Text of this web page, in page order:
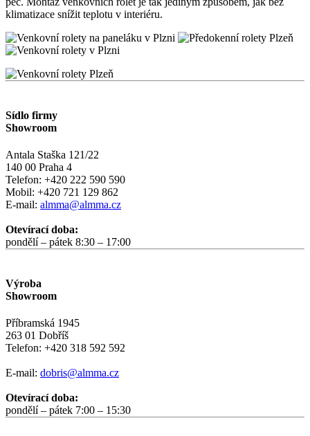
klimatizace snížit teplotu v interiéru.
Sídlo firmy
Showroom
Antala Staška 121/22
140 00 Praha 4
Telefon: +420 222 590 590
Mobil: +420 721 129 862
E-mail: almma@almma.cz
Otevírací doba:
pondělí – pátek 8:30 – 17:00
Výroba
Showroom
Příbramská 1945
263 01 Dobříš
Telefon: +420 318 592 592
E-mail: dobris@almma.cz
Otevírací doba:
pondělí – pátek 7:00 – 15:30